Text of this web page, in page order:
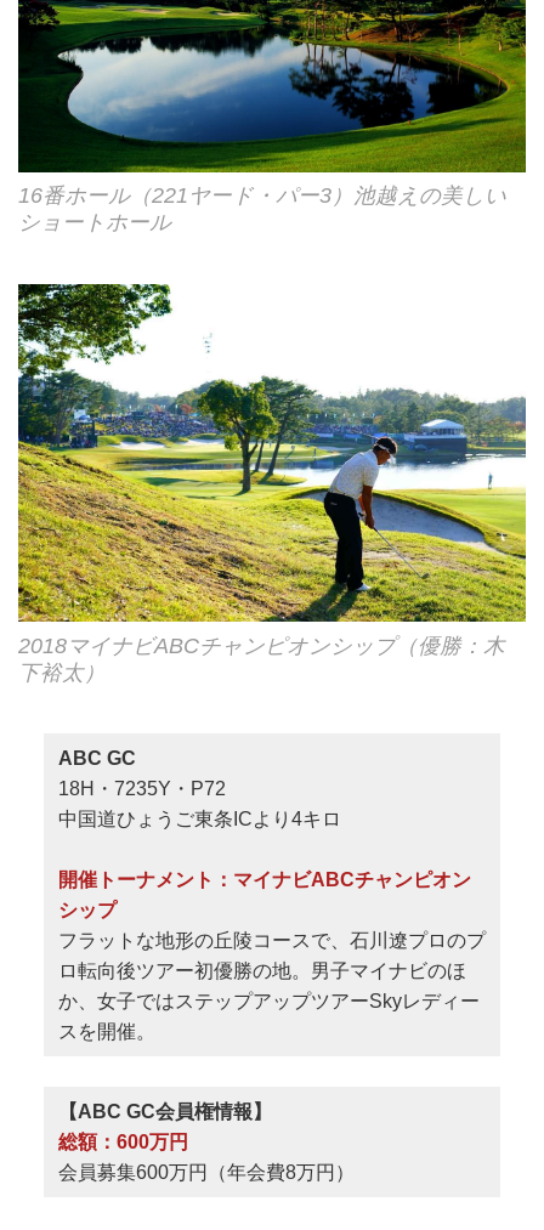
16番ホール（221ヤード・パー3）池越えの美しい
ショートホール
2018マイナビABCチャンピオンシップ（優勝：木
下裕太）
ABC GC
18H・7235Y・P72
中国道ひょうご東条ICより4キロ
開催トーナメント：マイナビABCチャンピオン
シップ
フラットな地形の丘陵コースで、石川遼プロのプ
ロ転向後ツアー初優勝の地。男子マイナビのほ
か、女子ではステップアップツアーSkyレディー
スを開催。
【ABC GC会員権情報】
総額：600万円
会員募集600万円（年会費8万円）